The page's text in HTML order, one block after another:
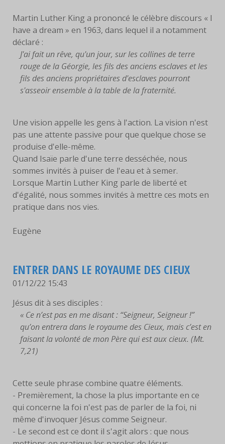
Martin Luther King a prononcé le célèbre discours « I
have a dream » en 1963, dans lequel il a notamment
déclaré :
J'ai fait un rêve, qu'un jour, sur les collines de terre
rouge de la Géorgie, les fils des anciens esclaves et les
fils des anciens propriétaires d'esclaves pourront
s'asseoir ensemble à la table de la fraternité.
Une vision appelle les gens à l'action. La vision n'est
pas une attente passive pour que quelque chose se
produise d'elle-même.
Quand Isaïe parle d'une terre desséchée, nous
sommes invités à puiser de l'eau et à semer.
Lorsque Martin Luther King parle de liberté et
d'égalité, nous sommes invités à mettre ces mots en
pratique dans nos vies.
Eugène
ENTRER DANS LE ROYAUME DES CIEUX
01/12/22 15:43
Jésus dit à ses disciples :
« Ce n’est pas en me disant : “Seigneur, Seigneur !”
qu’on entrera dans le royaume des Cieux, mais c’est en
faisant la volonté de mon Père qui est aux cieux. (Mt.
7,21)
Cette seule phrase combine quatre éléments.
- Premièrement, la chose la plus importante en ce
qui concerne la foi n'est pas de parler de la foi, ni
même d'invoquer Jésus comme Seigneur.
- Le second est ce dont il s'agit alors : que nous